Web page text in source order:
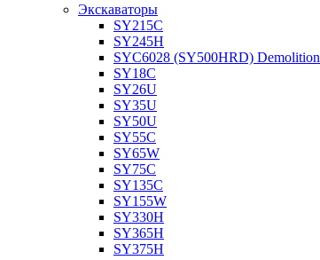
Экскаваторы
SY215C
SY245H
SYC6028 (SY500HRD) Demolition
SY18C
SY26U
SY35U
SY50U
SY55C
SY65W
SY75C
SY135C
SY155W
SY330H
SY365H
SY375H